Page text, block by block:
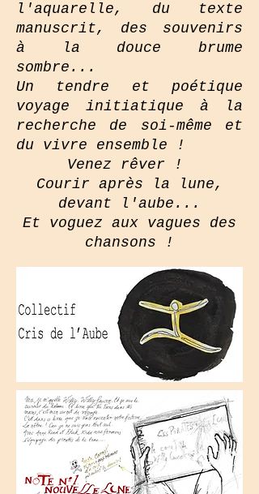
l'aquarelle, du texte
manuscrit, des souvenirs
à la douce brume
sombre...
Un tendre et poétique
voyage initiatique à la
recherche de soi-même et
du vivre ensemble !
Venez rêver !
Courir après la lune,
devant l'aube...
Et voguez aux vagues des
chansons !